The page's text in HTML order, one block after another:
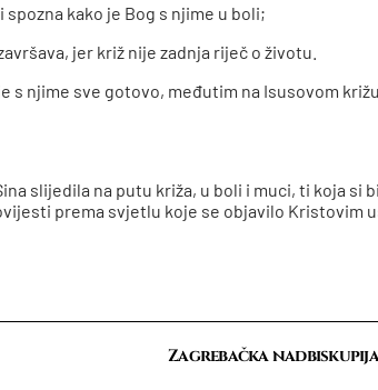
kako je Bog s njime u boli;
jer križ nije zadnja riječ o životu.
s njime sve gotovo, međutim na Isusovom
slijedila na putu križa, u boli i muci, ti koja
prema svjetlu koje se objavilo Kristovim
Zagrebačka nadbiskupija